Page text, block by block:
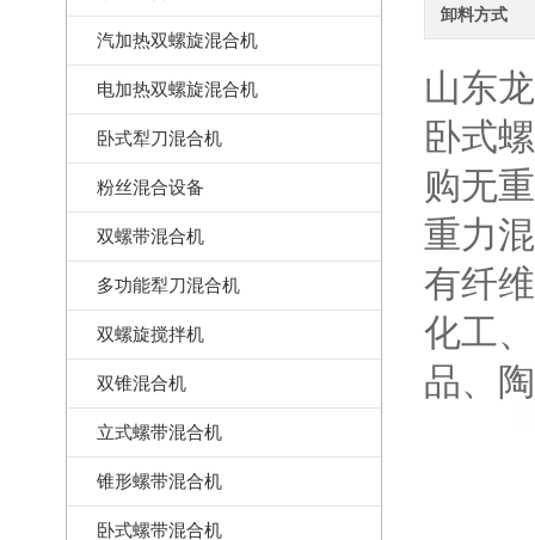
汽加热双螺旋混合机
电加热双螺旋混合机
卧式犁刀混合机
粉丝混合设备
双螺带混合机
多功能犁刀混合机
双螺旋搅拌机
双锥混合机
立式螺带混合机
锥形螺带混合机
卧式螺带混合机
卸料方式
山东
卧式
购无
重力
有纤
化工
品、